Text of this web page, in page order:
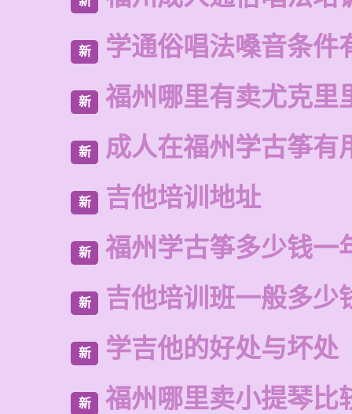
新 学通俗唱法嗓音条件
新 福州哪里有卖尤克里
新 成人在福州学古筝有
新 吉他培训地址
新 福州学古筝多少钱一
新 吉他培训班一般多少
新 学吉他的好处与坏处
新 福州哪里卖小提琴比